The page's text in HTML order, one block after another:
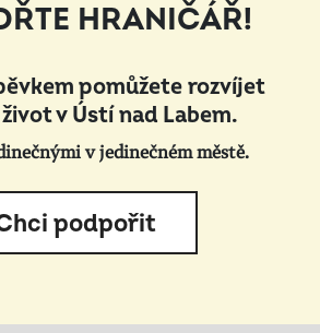
HRANIČÁŘ!
pomůžete rozvíjet
v Ústí nad Labem.
v jedinečném městě.
podpořit